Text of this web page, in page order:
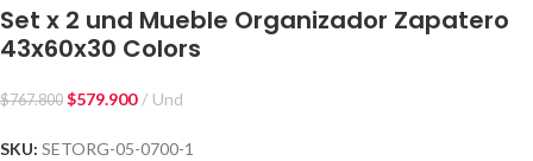
Set x 2 und Mueble Organizador Zapatero
43x60x30 Colors
$767.800 $579.900 Und
SKU: SETORG-05-0700-1